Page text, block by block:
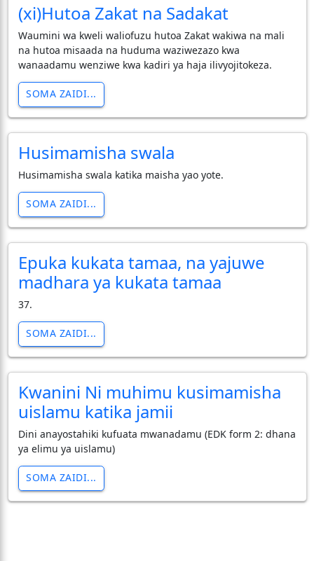
(xi)Hutoa Zakat na Sadakat
Waumini wa kweli waliofuzu hutoa Zakat wakiwa na mali
na hutoa misaada na huduma waziwezazo kwa
wanaadamu wenziwe kwa kadiri ya haja ilivyojitokeza.
SOMA ZAIDI...
Husimamisha swala
Husimamisha swala katika maisha yao yote.
SOMA ZAIDI...
Epuka kukata tamaa, na yajuwe
madhara ya kukata tamaa
37.
SOMA ZAIDI...
Kwanini Ni muhimu kusimamisha
uislamu katika jamii
Dini anayostahiki kufuata mwanadamu (EDK form 2: dhana
ya elimu ya uislamu)
SOMA ZAIDI...